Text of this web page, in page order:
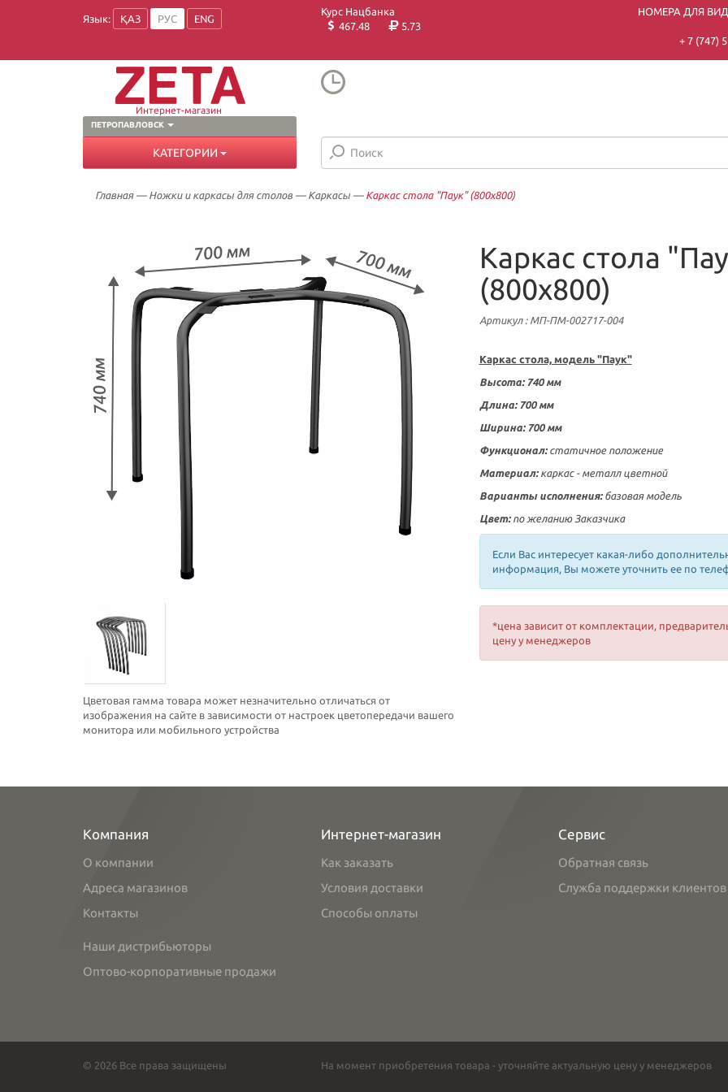
Язык: ҚАЗ РУС ENG
Курс Нацбанка
467.48
5.73
НОМЕРА ДЛЯ
+ 7 (747)
ПЕТРОПАВЛОВСК
Интернет-магазин
КАТЕГОРИИ
Главная— Ножки и каркасы для столов — Каркасы — Каркас стола "Паук" (800х800)
Цветовая гамма товара может незначительно отличаться от
изображения на сайте в зависимости от настроек цветопередачи вашего
монитора или мобильного устройства
Каркас стола
(800х800)
Артикул: МП-ПМ-002717-004
Каркас стола, модель "Паук"
Высота: 740 мм
Длина:700 мм
Ширина:700 мм
Функционал:статичное положение
Материал: каркас - металл цветной
Варианты исполнения: базовая модель
Цвет: по желанию Заказчика
Если Вас интересует какая-либо
информация, Вы можете уточнить ее по
*цена зависит от комплектации,
цену у менеджеров
Компания
О компании
Адреса магазинов
Контакты
Наши дистрибьюторы
Оптово-корпоративные продажи
Интернет-магазин
Как заказать
Условия доставки
Способы оплаты
Сервис
Обратная связь
Служба поддержки клиентов
© 2026 Все права защищены На момент приобретения товара - уточняйте актуальную цену у менеджеров